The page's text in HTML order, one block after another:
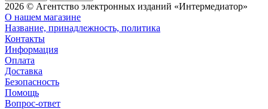
2026 © Агентство электронных изданий «Интермедиатор»
О нашем магазине
Название, принадлежность, политика
Контакты
Информация
Оплата
Доставка
Безопасность
Помощь
Вопрос-ответ